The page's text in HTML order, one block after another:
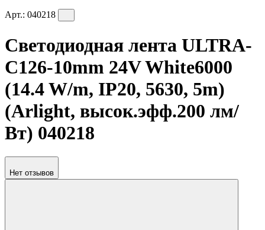
Арт.: 040218
Светодиодная лента ULTRA-
C126-10mm 24V White6000
(14.4 W/m, IP20, 5630, 5m)
(Arlight, высок.эфф.200 лм/
Вт) 040218
Нет отзывов